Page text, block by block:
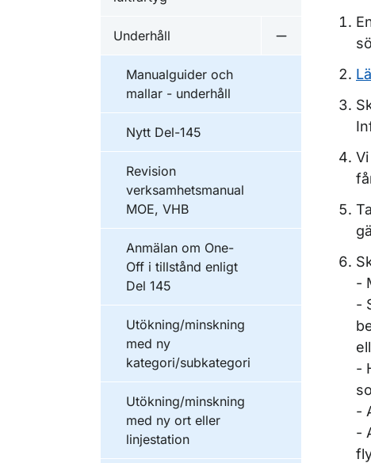
Underhåll
Undermeny
Manualguider och
mallar - underhåll
Nytt Del-145
Revision
verksamhetsmanual
MOE, VHB
Anmälan om One-
Off i tillstånd enligt
Del 145
Utökning/minskning
med ny
kategori/subkategori
Utökning/minskning
med ny ort eller
linjestation
-
-
-
-
-